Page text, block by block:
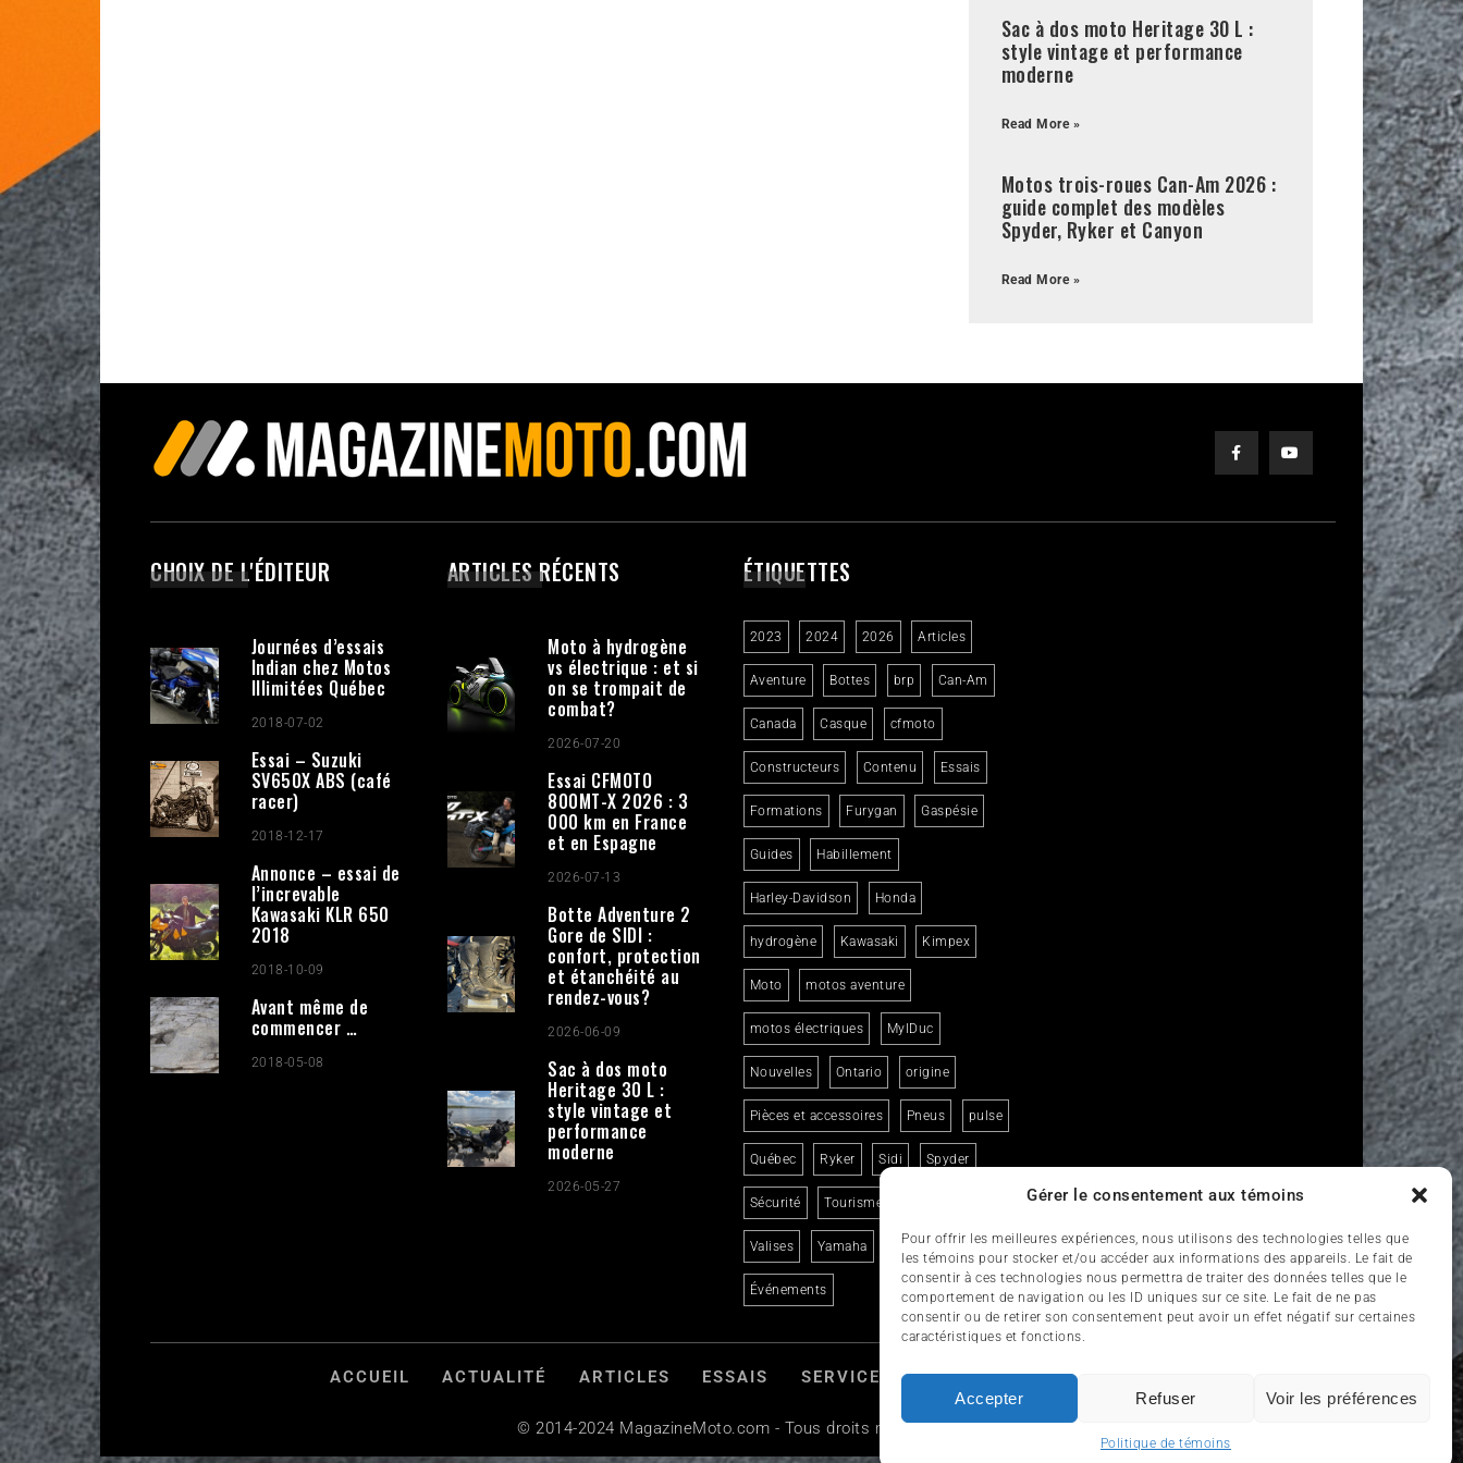
Gérer le consentement aux témoins
Pour offrir les meilleures expériences, nous utilisons des technologies telles que
les témoins pour stocker et/ou accéder aux informations des appareils. Le fait de
consentir à ces technologies nous permettra de traiter des données telles que le
comportement de navigation ou les ID uniques sur ce site. Le fait de ne pas
consentir ou de retirer son consentement peut avoir un effet négatif sur certaines
caractéristiques et fonctions.
Accepter Refuser Voir les préférences
Politique de témoins
Sac à dos moto Heritage 30 L :
style vintage et performance
moderne
Read More »
Motos trois-roues Can-Am 2026 :
guide complet des modèles
Spyder, Ryker et Canyon
Read More »
CHOIX DE L'ÉDITEUR
Journées d’essais
Indian chez Motos
Illimitées Québec
2018-07-02
Essai – Suzuki
SV650X ABS (café
racer)
2018-12-17
Annonce – essai de
l’increvable
Kawasaki KLR 650
2018
2018-10-09
Avant même de
commencer …
2018-05-08
ARTICLES RÉCENTS
Moto à hydrogène
vs électrique : et si
on se trompait de
combat?
2026-07-20
Essai CFMOTO
800MT-X 2026 : 3
000 km en France
et en Espagne
2026-07-13
Botte Adventure 2
Gore de SIDI :
confort, protection
et étanchéité au
rendez-vous?
2026-06-09
Sac à dos moto
Heritage 30 L :
style vintage et
performance
moderne
2026-05-27
ÉTIQUETTES
2023 2024 2026 Articles
Aventure Bottes brp Can-Am
Canada Casque cfmoto
Constructeurs Contenu Essais
Formations Furygan Gaspésie
Guides Habillement
Harley-Davidson Honda
hydrogène Kawasaki Kimpex
Moto motos aventure
motos électriques MylDuc
Nouvelles Ontario origine
Pièces et accessoires Pneus pulse
Québec Ryker Sidi Spyder
Sécurité Tourisme
Valises Yamaha États-Unis
Événements
ACCUEIL ACTUALITÉ ARTICLES ESSAIS SERVICES ET TOURISME ENGLISH
© 2014-2024 MagazineMoto.com - Tous droits réservés.